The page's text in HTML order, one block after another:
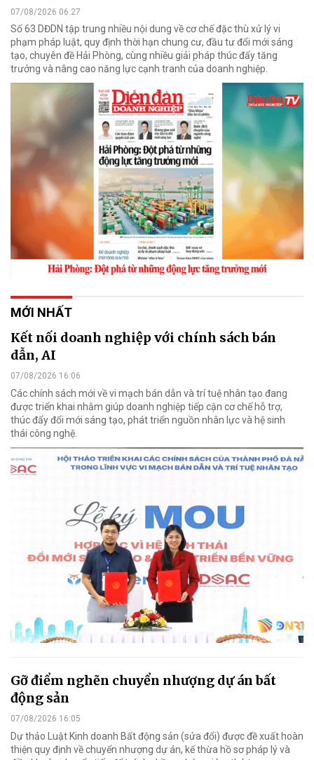
07/08/2026 06:27
Số 63 DĐDN tập trung nhiều nội dung về cơ chế đặc thù xử lý vi
phạm pháp luật, quy định thời hạn chung cư, đầu tư đổi mới sáng
tạo, chuyên đề Hải Phòng, cùng nhiều giải pháp thúc đẩy tăng
trưởng và nâng cao năng lực cạnh tranh của doanh nghiệp.
MỚI NHẤT
Kết nối doanh nghiệp với chính sách bán
dẫn, AI
07/08/2026 16:06
Các chính sách mới về vi mạch bán dẫn và trí tuệ nhân tạo đang
được triển khai nhằm giúp doanh nghiệp tiếp cận cơ chế hỗ trợ,
thúc đẩy đổi mới sáng tạo, phát triển nguồn nhân lực và hệ sinh
thái công nghệ.
Gỡ điểm nghẽn chuyển nhượng dự án bất
động sản
07/08/2026 16:05
Dự thảo Luật Kinh doanh Bất động sản (sửa đổi) được đề xuất hoàn
thiện quy định về chuyển nhượng dự án, kế thừa hồ sơ pháp lý và